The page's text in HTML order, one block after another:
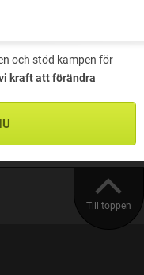
och stöd kampen för
kraft att förändra
Till toppen